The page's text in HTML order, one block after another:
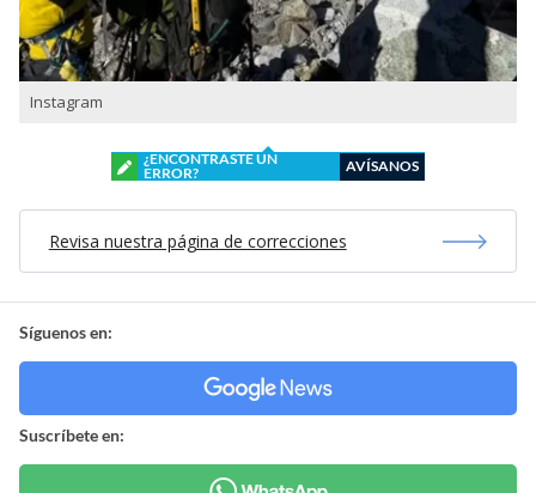
Instagram
¿ENCONTRASTE UN
ERROR?
AVÍSANOS
Revisa nuestra página de correcciones
Síguenos en:
Suscríbete en: